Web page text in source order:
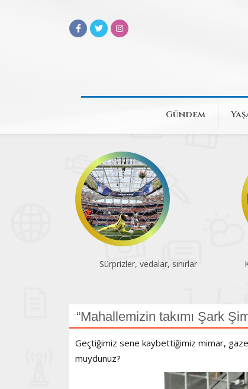
Gündem
Sürprizler, vedalar, sınırlar
“Mahallemizin takımı Şark
Geçtiğimiz sene kaybettiğimiz mimar,
muydunuz?